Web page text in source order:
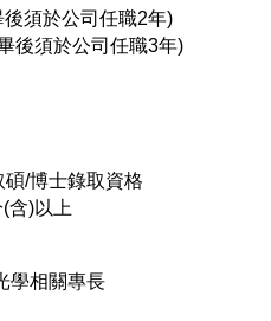
須於公司任職2年)
後須於公司任職3年)
/博士錄取資格
含)以上
學相關專長